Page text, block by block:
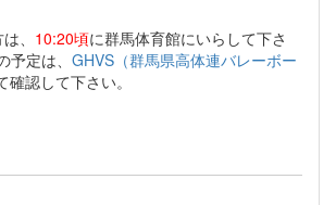
、 10:20頃に群馬体育館にいらして下さ
定は、 GHVS（群馬県高体連バレーボー
確認して下さい。